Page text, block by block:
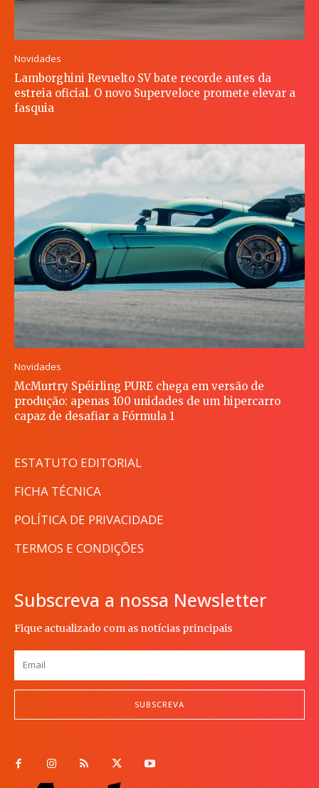
Novidades
Lamborghini Revuelto SV bate recorde antes da
estreia oficial. O novo Superveloce promete elevar a
fasquia
Novidades
McMurtry Spéirling PURE chega em versão de
produção: apenas 100 unidades de um hipercarro
capaz de desafiar a Fórmula 1
ESTATUTO EDITORIAL
FICHA TÉCNICA
POLÍTICA DE PRIVACIDADE
TERMOS E CONDIÇÕES
Subscreva a nossa Newsletter
Fique actualizado com as notícias principais
SUBSCREVA